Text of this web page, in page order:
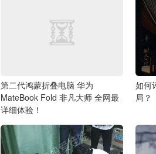
第二代鸿蒙折叠电脑 华为
MateBook Fold 非凡大师 全网最
详细体验！
如何
局？